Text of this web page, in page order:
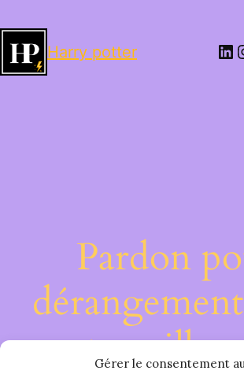
Gérer le consentement
Harry potter
Pardon